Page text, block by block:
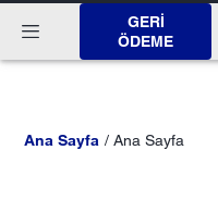
GERI
ÖDEME
Ana Sayfa Ana Sayfa